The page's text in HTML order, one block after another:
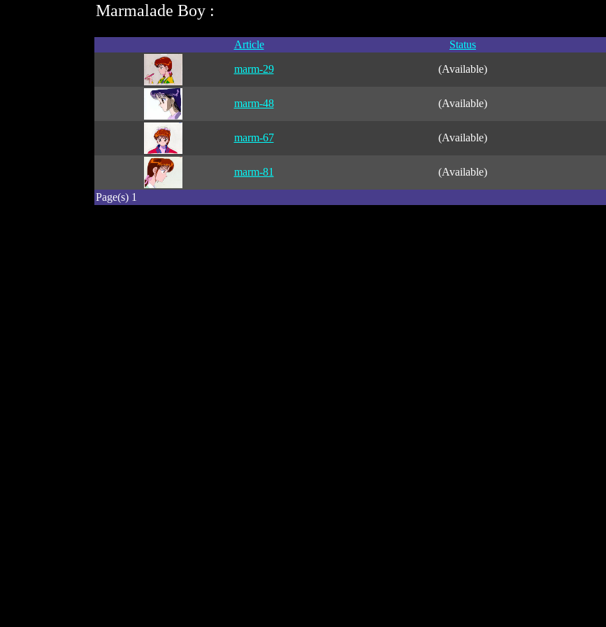
Marmalade Boy :
Article Status
marm-29 (Available)
marm-48 (Available)
marm-67 (Available)
marm-81 (Available)
Page(s) 1